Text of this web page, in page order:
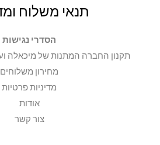
תנאי משלוח
הסדרי נגישות
תקנון החברה המתנות של מיכאלה
מחירון משלוחים
מדיניות פרטיות
אודות
צור קשר